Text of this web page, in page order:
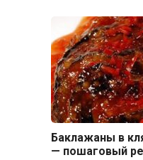
Баклажаны в
— пошаговый